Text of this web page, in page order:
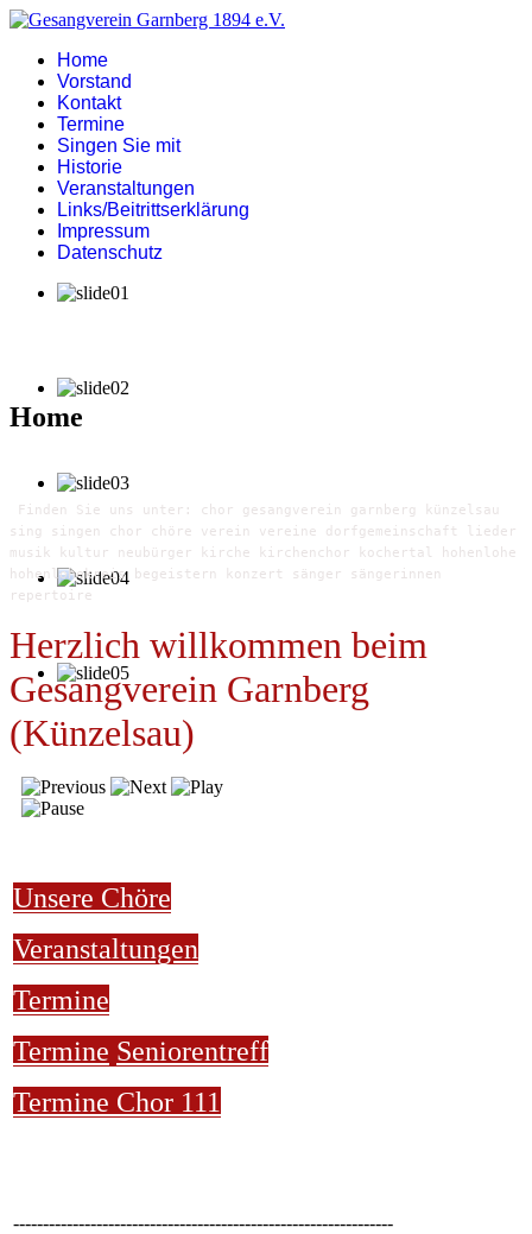
Home
Vorstand
Kontakt
Termine
Singen Sie mit
Historie
Veranstaltungen
Links/Beitrittserklärung
Impressum
Datenschutz
Home
Finden Sie uns unter: chor gesangverein garnberg künzelsau
sing singen chor chöre verein vereine dorfgemeinschaft lieder
musik kultur neubürger kirche kirchenchor kochertal hohenlohe
hohenlohekreis begeistern konzert sänger sängerinnen
repertoire
Herzlich willkommen beim
Gesangverein Garnberg
(Künzelsau)
Unsere Chöre
Veranstaltungen
Termine
Termine Seniorentreff
Termine Chor 111
----------------------------------------------------------------